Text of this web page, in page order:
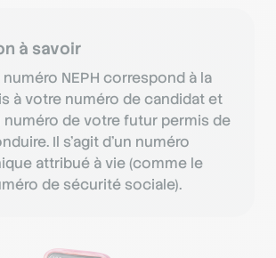
à savoir
numéro NEPH correspond à la
à votre numéro de candidat et
numéro de votre futur permis de
Il s’agit d’un numéro
attribué à vie (comme le
de sécurité sociale).